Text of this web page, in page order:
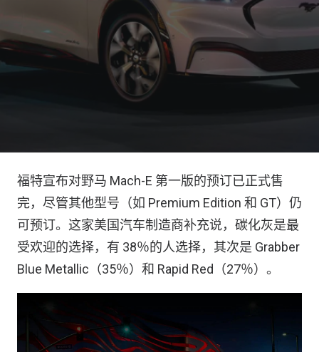
福特宣布对野马 Mach-E 第一版的预订已正式售
完，尽管其他型号（如 Premium Edition 和 GT）仍
可预订。这家美国汽车制造商补充说，碳化灰是最
受欢迎的选择，有 38％的人选择，其次是 Grabber
Blue Metallic（35％）和 Rapid Red（27％）。